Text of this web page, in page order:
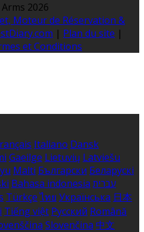
2026
Moteur de Réservation &
| Plan du site |
et Conditions
Italiano Dansk
Gaeilge Lietuvių Latviešu
Malti Български Беларускі
Bahasa indonesia עברית
Türkçe ไทย Українська 日本
Tiếng việt Русский Română
Slovenčina 中文